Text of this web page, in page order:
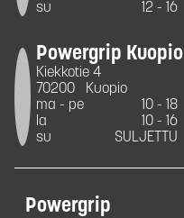
su
12 - 16
Powergrip Kuopio
Kiekkotie 4
70200
Kuopio
ma - pe
10 - 18
la
10 - 16
su
SULJETTU
Powergrip